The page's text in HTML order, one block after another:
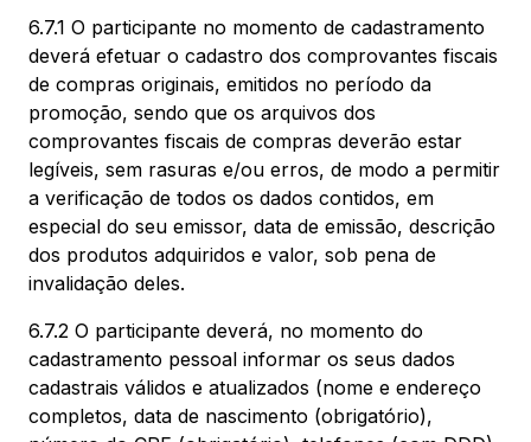
6.7.1 O participante no momento de cadastramento
deverá efetuar o cadastro dos comprovantes fiscais
de compras originais, emitidos no período da
promoção, sendo que os arquivos dos
comprovantes fiscais de compras deverão estar
legíveis, sem rasuras e/ou erros, de modo a permitir
a verificação de todos os dados contidos, em
especial do seu emissor, data de emissão, descrição
dos produtos adquiridos e valor, sob pena de
invalidação deles.
6.7.2 O participante deverá, no momento do
cadastramento pessoal informar os seus dados
cadastrais válidos e atualizados (nome e endereço
completos, data de nascimento (obrigatório),